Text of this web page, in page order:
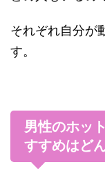
それぞれ自分が
す。
男性のホッ
すすめはど